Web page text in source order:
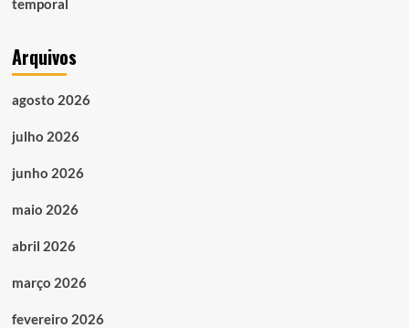
Arquivos
agosto 2026
julho 2026
junho 2026
maio 2026
abril 2026
março 2026
fevereiro 2026